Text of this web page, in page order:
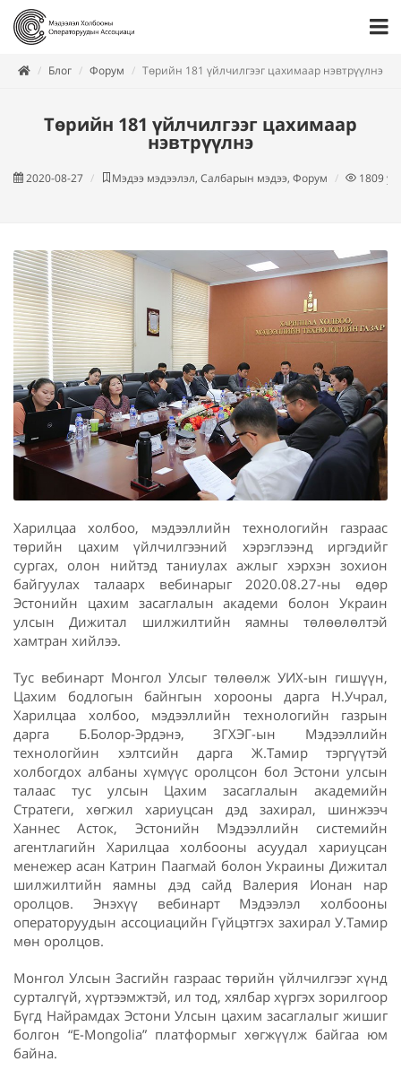
Блог Форум Төрийн 181 үйлчилгээг цахимаар нэвтрүүлнэ
Төрийн 181 үйлчилгээг цахимаар
нэвтрүүлнэ
2020-08-27 Мэдээ мэдээлэл, Салбарын мэдээ, Форум 1809
Харилцаа холбоо, мэдээллийн технологийн газраас
төрийн цахим үйлчилгээний хэрэглээнд иргэдийг
сургах, олон нийтэд таниулах ажлыг хэрхэн зохион
байгуулах талаарх вебинарыг 2020.08.27-ны өдөр
Эстонийн цахим засаглалын академи болон Украин
улсын Дижитал шилжилтийн яамны төлөөлөлтэй
хамтран хийлээ.
Тус вебинарт Монгол Улсыг төлөөлж УИХ-ын гишүүн,
Цахим бодлогын байнгын хорооны дарга Н.Учрал,
Харилцаа холбоо, мэдээллийн технологийн газрын
дарга Б.Болор-Эрдэнэ, ЗГХЭГ-ын Мэдээллийн
технологйин хэлтсийн дарга Ж.Тамир тэргүүтэй
холбогдох албаны хүмүүс оролцсон бол Эстони улсын
талаас тус улсын Цахим засаглалын академийн
Стратеги, хөгжил хариуцсан дэд захирал, шинжээч
Ханнес Асток, Эстонийн Мэдээллийн системийн
агентлагийн Харилцаа холбооны асуудал хариуцсан
менежер асан Катрин Паагмай болон Украины Дижитал
шилжилтийн яамны дэд сайд Валерия Ионан нар
оролцов. Энэхүү вебинарт Мэдээлэл холбооны
операторуудын ассоциацийн Гүйцэтгэх захирал У.Тамир
мөн оролцов.
Монгол Улсын Засгийн газраас төрийн үйлчилгээг хүнд
сурталгүй, хүртээмжтэй, ил тод, хялбар хүргэх зорилгоор
Бүгд Найрамдах Эстони Улсын цахим засаглалыг жишиг
болгон “E-Mongolia” платформыг хөгжүүлж байгаа юм
байна.